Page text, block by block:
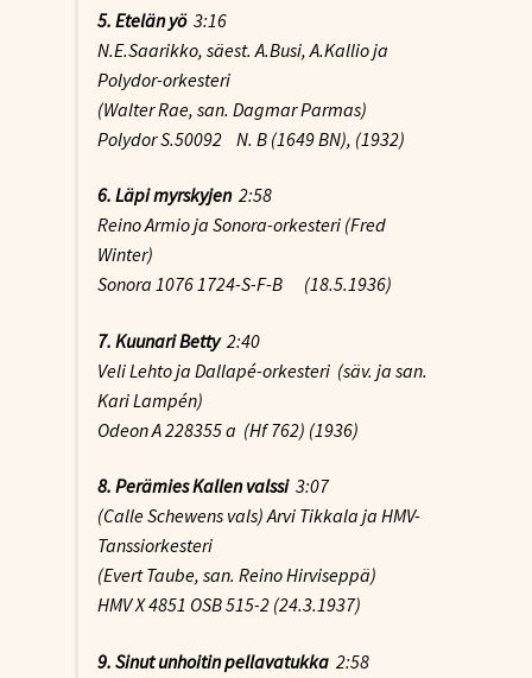
5. Etelän yö3:16
N.E.Saarikko, säest. A.Busi, A.Kallio ja
Polydor-orkesteri
(Walter Rae, san. Dagmar Parmas)
Polydor S.50092 N. B (1649 BN), (1932)
6. Läpi myrskyjen2:58
Reino Armio ja Sonora-orkesteri (Fred
Winter)
Sonora 1076 1724-S-F-B (18.5.1936)
7. Kuunari Betty2:40
Veli Lehto ja Dallapé-orkesteri (säv. ja san.
Kari Lampén)
Odeon A 228355 a (Hf 762) (1936)
8. Perämies Kallen valssi3:07
(Calle Schewens vals) Arvi Tikkala ja HMV-
Tanssiorkesteri
(Evert Taube, san. Reino Hirviseppä)
HMV X 4851 OSB 515-2 (24.3.1937)
9. Sinut unhoitin pellavatukka2:58